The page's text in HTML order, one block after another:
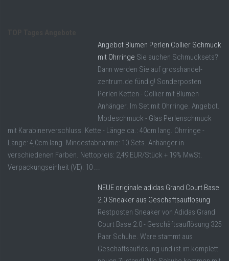
Angebot Blumen Perlen Collier Schmuck
mit Ohrringe Sie suchen Schmucksets?
Dann werden Sie auf grosshandel-
zentrum.de fündig! Sonderposten
Perlen Ketten - Collier mit Blumen
Anhänger. Im Set mit Ohrringe. Angebot.
Modeschmuck - Glas Perlenschmuck
mit Karabinerverschluss. Kette - Länge ca.: 40cm lang. Ohrringe -
Länge: 4,0cm lang. Mindestabnahme: 10 Sets. Anhänger in
verschiedenen Farben. Nettopreis: 2,49 EUR/Stück + 19% MwSt.
Verpackungseinheit (VE): 10 ...
NEUE originale adidas Grand Court Base
2.0 Sneaker aus Geschäftsauflösung
Restposten Sneaker von Adidas Grand
Court Base 2.0 - Geschäftsauflösung 325
Paar Schuhe. Ware stammt aus
Geschäftsauflösung und ist im komplett